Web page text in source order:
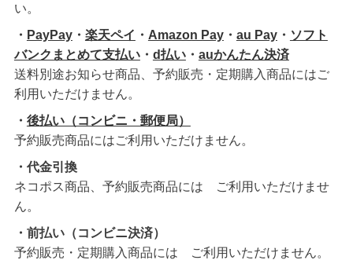
い。
・ PayPay・ 楽天ペイ ・ Amazon Pay・ au Pay・ ソフト
バンクまとめて支払い・ d払い・ auかんたん決済
送料別途お知らせ商品、予約販売・定期購入商品にはご
利用いただけません。
・ 後払い（コンビニ・郵便局）
予約販売商品にはご利用いただけません。
・代金引換
ネコポス商品、予約販売商品には ご利用いただけませ
ん。
・前払い（コンビニ決済）
予約販売・定期購入商品には ご利用いただけません。